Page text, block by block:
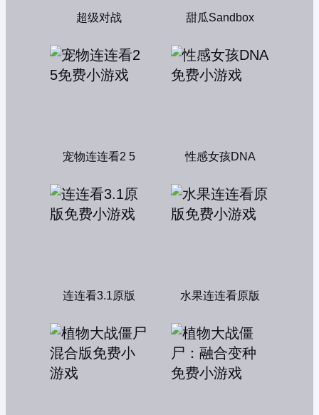
超级对战 甜瓜Sandbox
宠物连连看2 5 性感女孩DNA
连连看3.1原版 水果连连看原版